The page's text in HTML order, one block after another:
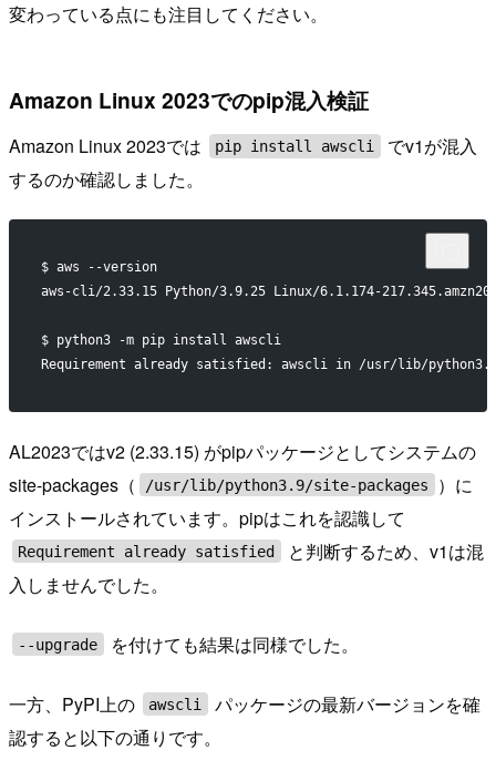
変わっている点にも注目してください。
Amazon Linux 2023でのpip混入検証
Amazon Linux 2023では pip install awscli
でv1が混入
するのか確認しました。
$ aws --version
aws-cli/2.33.15 Python/3.9.25 Linux/6.1.174-
$ python3 -m pip install awscli
Requirement already satisfied: awscli in /usr/lib/
AL2023ではv2 (2.33.15) がpipパッケージとしてシステムの
site-packages（
/usr/lib/python3.9/site-packages
）に
インストールされています。pipはこれを認識して
Requirement already satisfied
と判断するため、v1は混
入しませんでした。
--upgrade を付けても結果は同様でした。
一方、PyPI上の awscli
パッケージの最新バージョンを確
認すると以下の通りです。